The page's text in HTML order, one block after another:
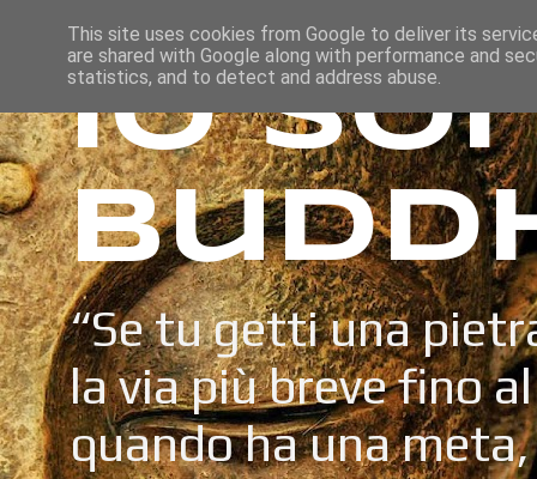
Io
“Se tu getti una
la via più breve fino
quando ha una
This site uses cookies from Google to deliver its
are shared with Google along with performance and
statistics, and to detect and address abuse.